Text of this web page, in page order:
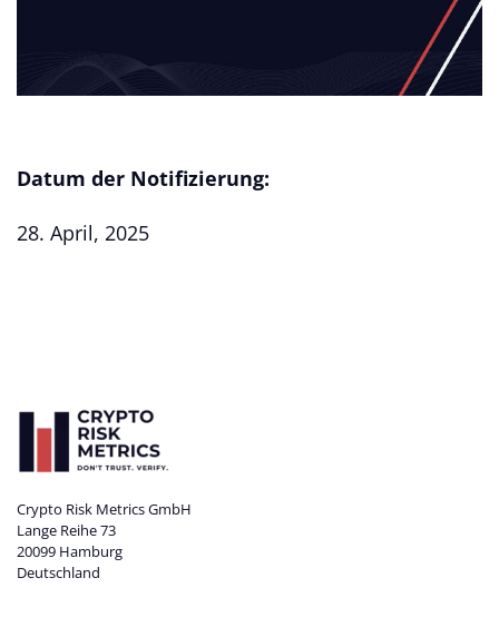
Datum der Notifizierung:
28. April, 2025
Crypto Risk Metrics GmbH
Lange Reihe 73
20099 Hamburg
Deutschland